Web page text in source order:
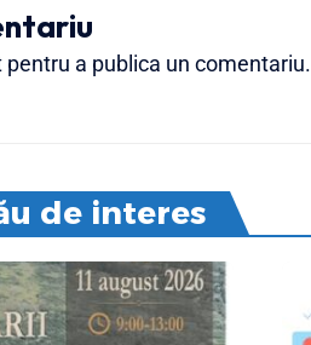
pentru a publica un comentariu.
de interes